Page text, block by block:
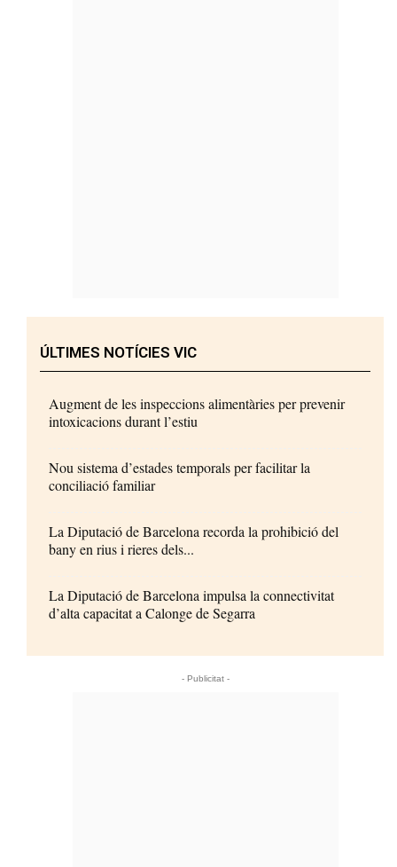
ÚLTIMES NOTÍCIES VIC
Augment de les inspeccions alimentàries per prevenir
intoxicacions durant l’estiu
Nou sistema d’estades temporals per facilitar la
conciliació familiar
La Diputació de Barcelona recorda la prohibició del
bany en rius i rieres dels...
La Diputació de Barcelona impulsa la connectivitat
d’alta capacitat a Calonge de Segarra
- Publicitat -